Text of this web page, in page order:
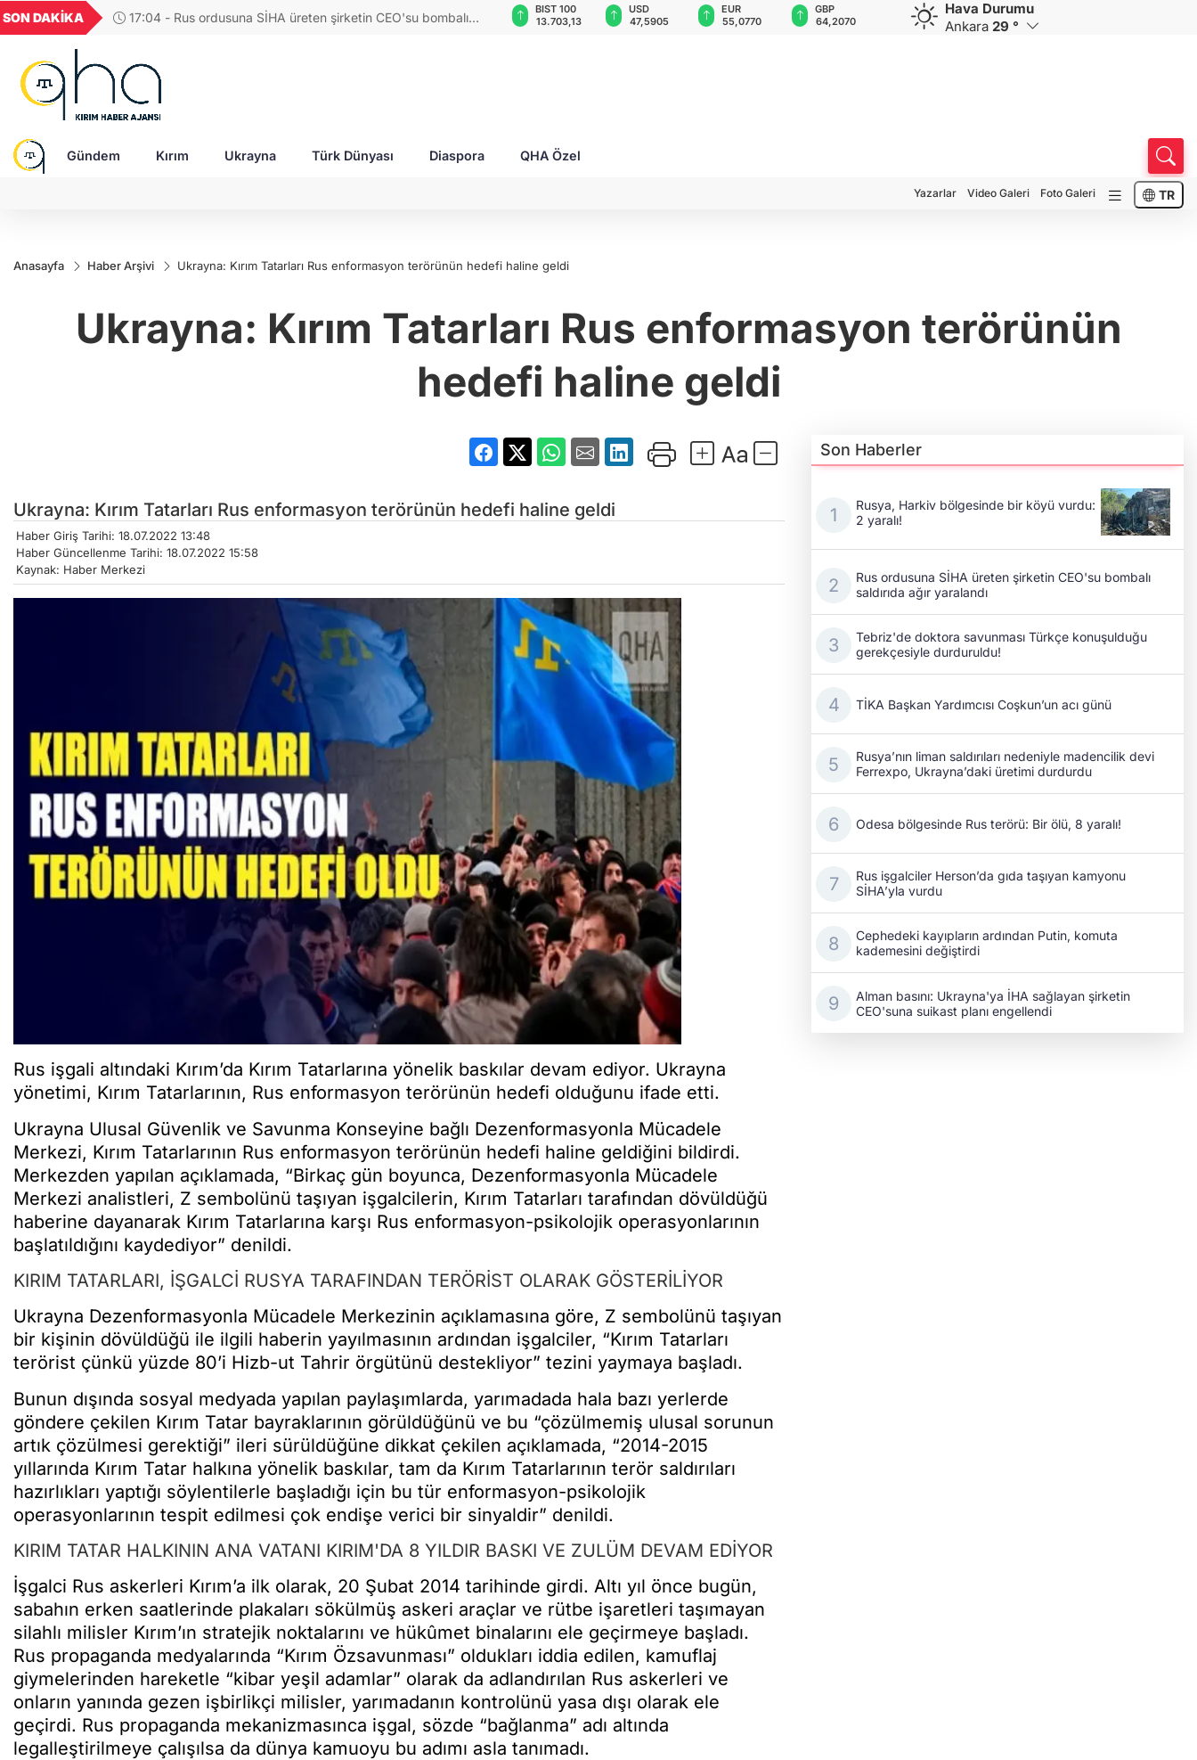
SON DAKİKA
17:04 - Rus ordusuna SİHA üreten şirketin CEO'su bombalı
GEL
18,1990
16,2480
BGN
28,0626
0,0018
6.529,13
BIST 100
13.703,13
USD
47,5905
EUR
55,0770
GBP
64,2070
CHF
58,9279
CAD
33,9617
Hava Durumu
Ankara 29 °
Gündem Kırım Ukrayna Türk Dünyası Diaspora QHA Özel
Yazarlar Video Galeri Foto Galeri TR
Anasayfa Haber Arşivi Ukrayna: Kırım Tatarları Rus enformasyon terörünün hedefi haline geldi
Ukrayna: Kırım Tatarları Rus enformasyon terörünün
hedefi haline geldi
Ukrayna: Kırım Tatarları Rus enformasyon terörünün hedefi haline geldi
Haber Giriş Tarihi: 18.07.2022 13:48
Haber Güncellenme Tarihi: 18.07.2022 15:58
Kaynak: Haber Merkezi
Rus işgali altındaki Kırım’da Kırım Tatarlarına yönelik baskılar devam ediyor. Ukrayna
yönetimi, Kırım Tatarlarının, Rus enformasyon terörünün hedefi olduğunu ifade etti.
Ukrayna Ulusal Güvenlik ve Savunma Konseyine bağlı Dezenformasyonla Mücadele
Merkezi, Kırım Tatarlarının Rus enformasyon terörünün hedefi haline geldiğini bildirdi.
Merkezden yapılan açıklamada, “Birkaç gün boyunca, Dezenformasyonla Mücadele
Merkezi analistleri, Z sembolünü taşıyan işgalcilerin, Kırım Tatarları tarafından dövüldüğü
haberine dayanarak Kırım Tatarlarına karşı Rus enformasyon-psikolojik operasyonlarının
başlatıldığını kaydediyor” denildi.
KIRIM TATARLARI, İŞGALCİ RUSYA TARAFINDAN TERÖRİST OLARAK GÖSTERİLİYOR
Ukrayna Dezenformasyonla Mücadele Merkezinin açıklamasına göre, Z sembolünü taşıyan
bir kişinin dövüldüğü ile ilgili haberin yayılmasının ardından işgalciler, “Kırım Tatarları
terörist çünkü yüzde 80’i Hizb-ut Tahrir örgütünü destekliyor” tezini yaymaya başladı.
Bunun dışında sosyal medyada yapılan paylaşımlarda, yarımadada hala bazı yerlerde
göndere çekilen Kırım Tatar bayraklarının görüldüğünü ve bu “çözülmemiş ulusal sorunun
artık çözülmesi gerektiği” ileri sürüldüğüne dikkat çekilen açıklamada, “2014-2015
yıllarında Kırım Tatar halkına yönelik baskılar, tam da Kırım Tatarlarının terör saldırıları
hazırlıkları yaptığı söylentilerle başladığı için bu tür enformasyon-psikolojik
operasyonlarının tespit edilmesi çok endişe verici bir sinyaldir” denildi.
KIRIM TATAR HALKININ ANA VATANI KIRIM'DA 8 YILDIR BASKI VE ZULÜM DEVAM EDİYOR
İşgalci Rus askerleri Kırım’a ilk olarak, 20 Şubat 2014 tarihinde girdi. Altı yıl önce bugün,
sabahın erken saatlerinde plakaları sökülmüş askeri araçlar ve rütbe işaretleri taşımayan
silahlı milisler Kırım’ın stratejik noktalarını ve hükûmet binalarını ele geçirmeye başladı.
Rus propaganda medyalarında “Kırım Özsavunması” oldukları iddia edilen, kamuflaj
giymelerinden hareketle “kibar yeşil adamlar” olarak da adlandırılan Rus askerleri ve
onların yanında gezen işbirlikçi milisler, yarımadanın kontrolünü yasa dışı olarak ele
geçirdi. Rus propaganda mekanizmasınca işgal, sözde “bağlanma” adı altında
legalleştirilmeye çalışılsa da dünya kamuoyu bu adımı asla tanımadı.
Son Haberler
Rusya, Harkiv bölgesinde bir köyü vurdu:
2 yaralı!
Rus ordusuna SİHA üreten şirketin CEO'su bombalı
saldırıda ağır yaralandı
Tebriz'de doktora savunması Türkçe konuşulduğu
gerekçesiyle durduruldu!
TİKA Başkan Yardımcısı Coşkun’un acı günü
Rusya’nın liman saldırıları nedeniyle madencilik devi
Ferrexpo, Ukrayna’daki üretimi durdurdu
Odesa bölgesinde Rus terörü: Bir ölü, 8 yaralı!
Rus işgalciler Herson’da gıda taşıyan kamyonu
SİHA’yla vurdu
Cephedeki kayıpların ardından Putin, komuta
kademesini değiştirdi
Alman basını: Ukrayna'ya İHA sağlayan şirketin
CEO'suna suikast planı engellendi